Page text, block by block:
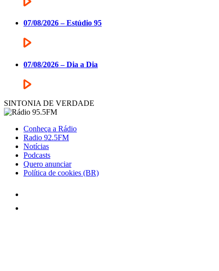
07/08/2026 – Estúdio 95
07/08/2026 – Dia a Dia
SINTONIA DE VERDADE
Conheça a Rádio
Radio 92.5FM
Notícias
Podcasts
Quero anunciar
Política de cookies (BR)